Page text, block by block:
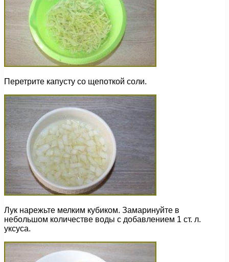
Перетрите капусту со щепоткой соли.
Лук нарежьте мелким кубиком. Замаринуйте в
небольшом количестве воды с добавлением 1 ст. л.
уксуса.